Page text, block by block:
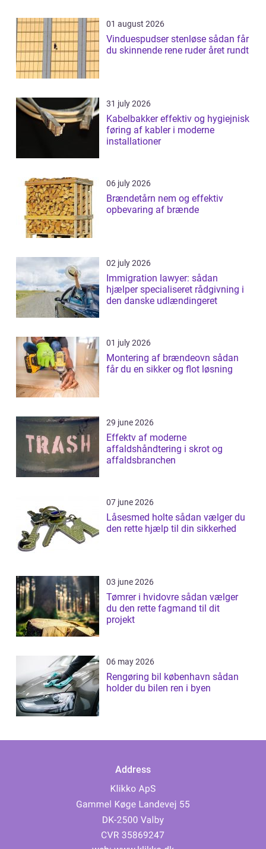
01 august 2026
Vinduespudser stenløse sådan får
du skinnende rene ruder året rundt
31 july 2026
Kabelbakker effektiv og hygiejnisk
føring af kabler i moderne
installationer
06 july 2026
Brændetårn nem og effektiv
opbevaring af brænde
02 july 2026
Immigration lawyer: sådan
hjælper specialiseret rådgivning i
den danske udlændingeret
01 july 2026
Montering af brændeovn sådan
får du en sikker og flot løsning
29 june 2026
Effektv af moderne
affaldshåndtering i skrot og
affaldsbranchen
07 june 2026
Låsesmed holte sådan vælger du
den rette hjælp til din sikkerhed
03 june 2026
Tømrer i hvidovre sådan vælger
du den rette fagmand til dit
projekt
06 may 2026
Rengøring bil københavn sådan
holder du bilen ren i byen
Address